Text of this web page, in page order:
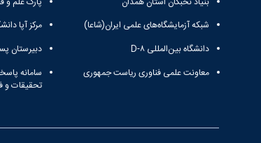
شبکه آزمایشگاه‌های علمی ایران(شاعا)
دانشگاه بین‌المللی D-۸
معاونت علمی فناوری ریاست جمهوری
مرکز آپا
دبیرستان
سامانه
تحقیقات و